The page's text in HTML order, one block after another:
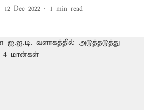
12 Dec 2022 1 min read